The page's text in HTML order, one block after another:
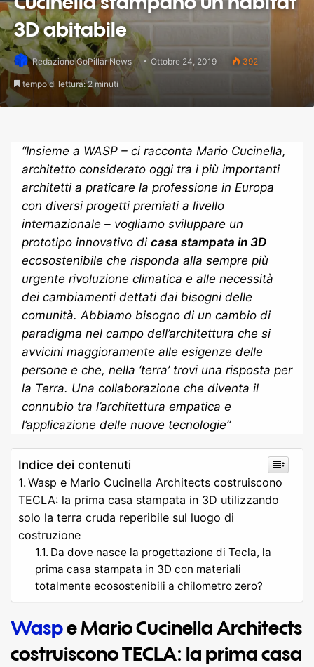
3D abitabile
Redazione GoPillar News Ottobre 24, 2019 392
tempo di lettura: 2 minuti
“Insieme a WASP – ci racconta Mario Cucinella,
architetto considerato oggi tra i più importanti
architetti a praticare la professione in Europa
con diversi progetti premiati a livello
internazionale – vogliamo sviluppare un
prototipo innovativo dicasa stampata in 3D
ecosostenibile che risponda alla sempre più
urgente rivoluzione climatica e alle necessità
dei cambiamenti dettati dai bisogni delle
comunità. Abbiamo bisogno di un cambio di
paradigma nel campo dell’architettura che si
avvicini maggioramente alle esigenze delle
persone e che, nella ‘terra’ trovi una risposta per
la Terra. Una collaborazione che diventa il
connubio tra l’architettura empatica e
l’applicazione delle nuove tecnologie”
Indice dei contenuti
Wasp e Mario Cucinella Architects costruiscono
TECLA: la prima casa stampata in 3D utilizzando
solo la terra cruda reperibile sul luogo di
costruzione
Da dove nasce la progettazione di Tecla, la
prima casa stampata in 3D con materiali
totalmente ecosostenibili a chilometro zero?
Waspe Mario Cucinella Architects
costruiscono TECLA: la primacasa